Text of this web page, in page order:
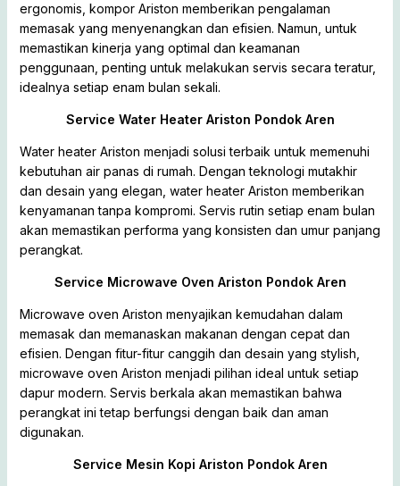
ergonomis, kompor Ariston memberikan pengalaman
memasak yang menyenangkan dan efisien. Namun, untuk
memastikan kinerja yang optimal dan keamanan
penggunaan, penting untuk melakukan servis secara teratur,
idealnya setiap enam bulan sekali.
Service Water Heater Ariston Pondok Aren
Water heater Ariston menjadi solusi terbaik untuk memenuhi
kebutuhan air panas di rumah. Dengan teknologi mutakhir
dan desain yang elegan, water heater Ariston memberikan
kenyamanan tanpa kompromi. Servis rutin setiap enam bulan
akan memastikan performa yang konsisten dan umur panjang
perangkat.
Service Microwave Oven Ariston Pondok Aren
Microwave oven Ariston menyajikan kemudahan dalam
memasak dan memanaskan makanan dengan cepat dan
efisien. Dengan fitur-fitur canggih dan desain yang stylish,
microwave oven Ariston menjadi pilihan ideal untuk setiap
dapur modern. Servis berkala akan memastikan bahwa
perangkat ini tetap berfungsi dengan baik dan aman
digunakan.
Service Mesin Kopi Ariston Pondok Aren